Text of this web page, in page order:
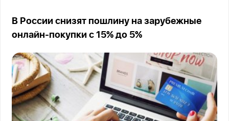
В России снизят пошлину на зарубежные
онлайн-покупки с 15% до 5%